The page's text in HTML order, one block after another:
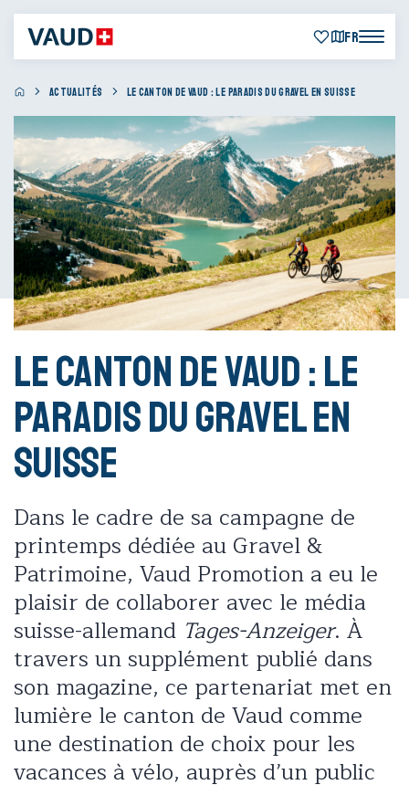
FR
ACTUALITÉS LE CANTON DE VAUD : LE PARADIS DU GRAVEL EN SUISSE
Le canton de Vaud : le
paradis du Gravel en
Suisse
Dans le cadre de sa campagne de
printemps dédiée au Gravel &
Patrimoine, Vaud Promotion a eu le
plaisir de collaborer avec le média
suisse-allemand Tages-Anzeiger. À
travers un supplément publié dans
son magazine, ce partenariat met en
lumière le canton de Vaud comme
une destination de choix pour les
vacances à vélo, auprès d’un public